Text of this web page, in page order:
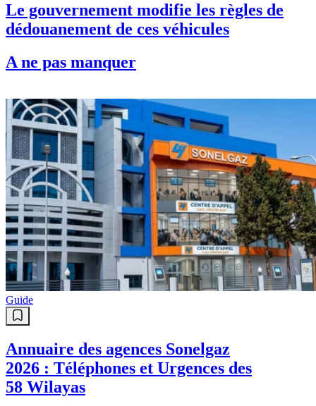
Le gouvernement modifie les règles de
dédouanement de ces véhicules
A ne pas manquer
Guide
Annuaire des agences Sonelgaz
2026 : Téléphones et Urgences des
58 Wilayas